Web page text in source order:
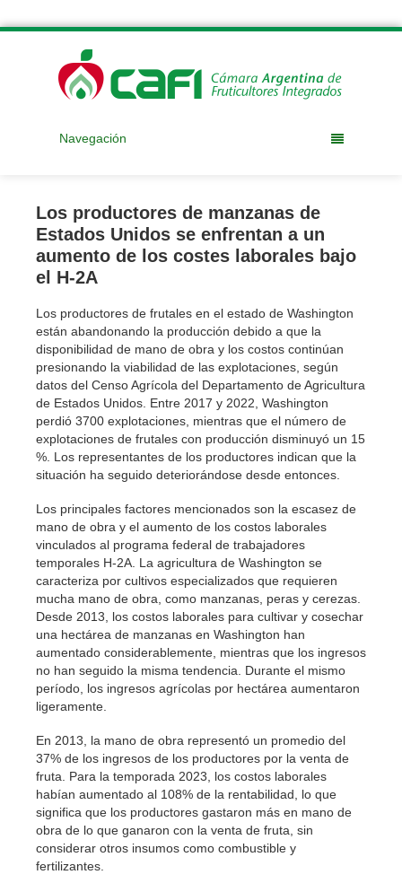
Navegación
Los productores de manzanas de
Estados Unidos se enfrentan a un
aumento de los costes laborales bajo
el H-2A
Los productores de frutales en el estado de Washington
están abandonando la producción debido a que la
disponibilidad de mano de obra y los costos continúan
presionando la viabilidad de las explotaciones, según
datos del Censo Agrícola del Departamento de Agricultura
de Estados Unidos. Entre 2017 y 2022, Washington
perdió 3700 explotaciones, mientras que el número de
explotaciones de frutales con producción disminuyó un 15
%. Los representantes de los productores indican que la
situación ha seguido deteriorándose desde entonces.
Los principales factores mencionados son la escasez de
mano de obra y el aumento de los costos laborales
vinculados al programa federal de trabajadores
temporales H-2A. La agricultura de Washington se
caracteriza por cultivos especializados que requieren
mucha mano de obra, como manzanas, peras y cerezas.
Desde 2013, los costos laborales para cultivar y cosechar
una hectárea de manzanas en Washington han
aumentado considerablemente, mientras que los ingresos
no han seguido la misma tendencia. Durante el mismo
período, los ingresos agrícolas por hectárea aumentaron
ligeramente.
En 2013, la mano de obra representó un promedio del
37% de los ingresos de los productores por la venta de
fruta. Para la temporada 2023, los costos laborales
habían aumentado al 108% de la rentabilidad, lo que
significa que los productores gastaron más en mano de
obra de lo que ganaron con la venta de fruta, sin
considerar otros insumos como combustible y
fertilizantes.